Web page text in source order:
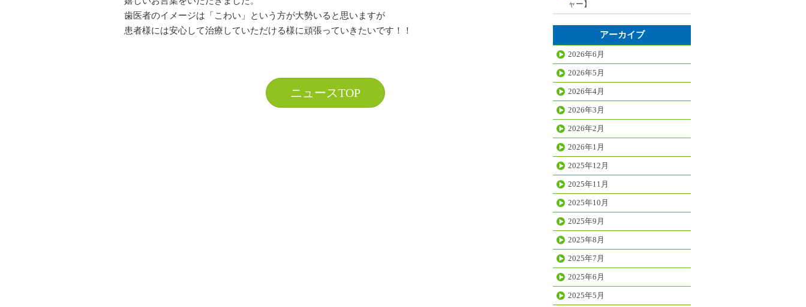
歯医者のイメージは「こわい」という方が大勢いると思いますが
患者様には安心して治療していただける様に頑張っていきたいです！！
ニュースTOP
ャー】
アーカイブ
2026年6月
2026年5月
2026年4月
2026年3月
2026年2月
2026年1月
2025年12月
2025年11月
2025年10月
2025年9月
2025年8月
2025年7月
2025年6月
2025年5月